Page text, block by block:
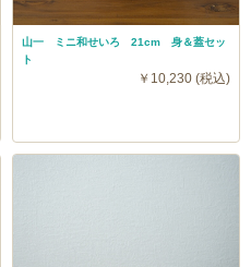
山一 ミニ和せいろ 21cm 身＆蓋セッ
ト
￥10,230 (税込)